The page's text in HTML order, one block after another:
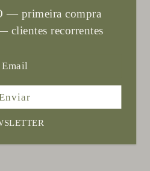
POSTAGEM
ouro 18k
— primeira compra
recorrentes